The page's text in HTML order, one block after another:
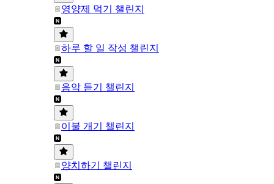
영양제 먹기 챌린지
하루 할 일 작성 챌린지
음악 듣기 챌린지
이불 개기 챌린지
양치하기 챌린지